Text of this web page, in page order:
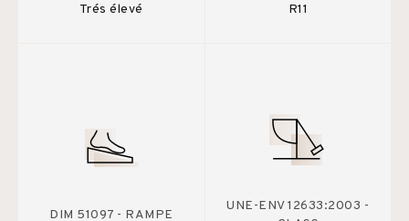
Trés élevé
R11
DIM 51097 - RAMPE
UNE-ENV 12633:2003 -